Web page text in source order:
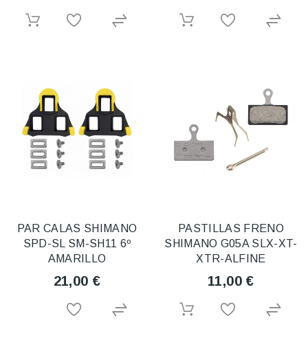
PAR CALAS SHIMANO
SPD-SL SM-SH11 6º
AMARILLO
21,00 €
PASTILLAS FRENO
SHIMANO G05A SLX-XT-
XTR-ALFINE
11,00 €